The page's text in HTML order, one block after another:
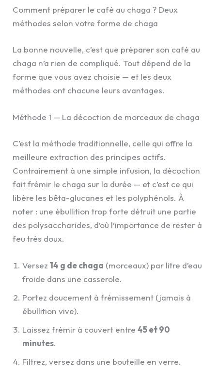
Comment préparer le café au chaga ? Deux
méthodes selon votre forme de chaga
La bonne nouvelle, c’est que préparer son café au
chaga n’a rien de compliqué. Tout dépend de la
forme que vous avez choisie — et les deux
méthodes ont chacune leurs avantages.
Méthode 1 — La décoction de morceaux de chaga
C’est la méthode traditionnelle, celle qui offre la
meilleure extraction des principes actifs.
Contrairement à une simple infusion, la décoction
fait frémir le chaga sur la durée — et c’est ce qui
libère les bêta-glucanes et les polyphénols. À
noter : une ébullition trop forte détruit une partie
des polysaccharides, d’où l’importance de rester à
feu très doux.
Versez14 g de chaga (morceaux) par litre d’eau
froide dans une casserole.
Portez doucement à frémissement (jamais à
ébullition vive).
Laissez frémir à couvert entre45 et 90
minutes.
Filtrez, versez dans une bouteille en verre.